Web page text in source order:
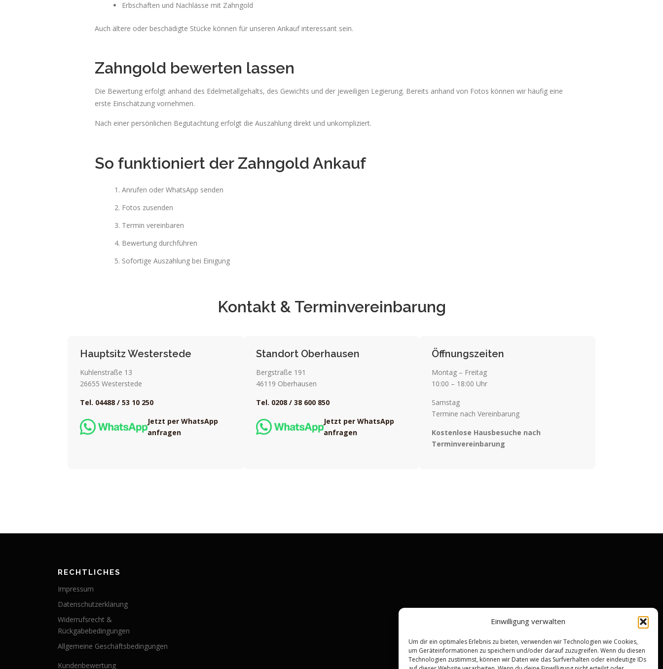
Einwilligung verwalten
Um dir ein optimales Erlebnis zu bieten, verwenden wir Technologien wie Cookies,
um Geräteinformationen zu speichern und/oder darauf zuzugreifen. Wenn du diesen
Technologien zustimmst, können wir Daten wie das Surfverhalten oder eindeutige IDs
Erbschaften und Nachlässe mit Zahngold
Auch ältere oder beschädigte Stücke können für unseren Ankauf interessant sein.
Zahngold bewerten lassen
Die Bewertung erfolgt anhand des Edelmetallgehalts, des Gewichts und der jeweiligen Legierung. Bereits anhand von Fotos können wir häufig eine
erste Einschätzung vornehmen.
Nach einer persönlichen Begutachtung erfolgt die Auszahlung direkt und unkompliziert.
So funktioniert der Zahngold Ankauf
Anrufen oder WhatsApp senden
Fotos zusenden
Termin vereinbaren
Bewertung durchführen
Sofortige Auszahlung bei Einigung
Kontakt & Terminvereinbarung
Hauptsitz Westerstede
Kuhlenstraße 13
26655 Westerstede
Tel. 04488 / 53 10 250
Jetzt per WhatsApp
anfragen
Standort Oberhausen
Bergstraße 191
46119 Oberhausen
Tel. 0208 / 38 600 850
Jetzt per WhatsApp
anfragen
Öffnungszeiten
Montag – Freitag
10:00 – 18:00 Uhr
Samstag
Termine nach Vereinbarung
Kostenlose Hausbesuche nach
Terminvereinbarung
RECHTLICHES
Impressum
Datenschutzerklärung
Widerrufsrecht &
Rückgabebedingungen
Allgemeine Geschäftsbedingungen
Kundenbewertung